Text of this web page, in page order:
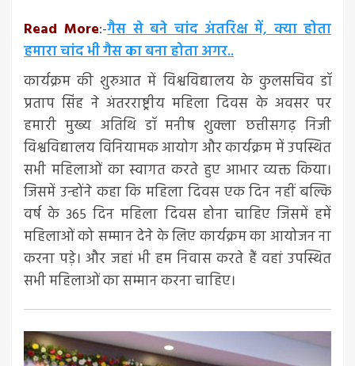
Read More:-गैस से बने चांद अंतरिक्ष में, क्या होता
हमारा चांद भी गैस का बना होता अगर..
कार्यक्रम की शुरुआत में विश्वविद्यालय के कुलसचिव डॉ
प्रताप सिंह ने अंतरराष्ट्रीय महिला दिवस के अवसर पर
हमारी मुख्य अतिथि डॉ मनीष शुक्ला छत्तीसगढ़ निजी
विश्वविद्यालय विनियामक आयोग और कार्यक्रम में उपस्थित
सभी महिलाओं का स्वागत करते हुए आभार व्यक्त किया।
जिसमें उन्होंने कहा कि महिला दिवस एक दिन नहीं बल्कि
वर्ष के 365 दिन महिला दिवस होना चाहिए जिसमें हमें
महिलाओं को सम्मान देने के लिए कार्यक्रम का आयोजन ना
करना पड़े। और जहां भी हम निवास करते हैं वहां उपस्थित
सभी महिलाओं का सम्मान करना चाहिए।